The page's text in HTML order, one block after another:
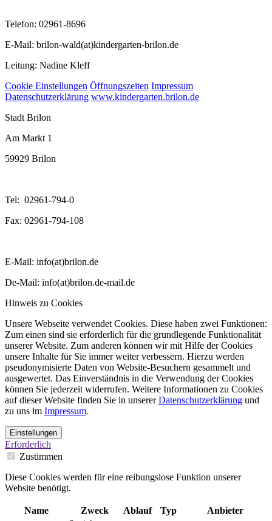
Telefon: 02961-8696
E-Mail: brilon-wald(at)kindergarten-brilon.de
Leitung: Nadine Kleff
Cookie Einstellungen Öffnungszeiten Impressum
Datenschutzerklärung www.kindergarten.brilon.de
Stadt Brilon
Am Markt 1
59929 Brilon
Tel: 02961-794-0
Fax: 02961-794-108
E-Mail: info(at)brilon.de
De-Mail: info(at)brilon.de-mail.de
Hinweis zu Cookies
Unsere Webseite verwendet Cookies. Diese haben zwei Funktionen:
Zum einen sind sie erforderlich für die grundlegende Funktionalität
unserer Website. Zum anderen können wir mit Hilfe der Cookies
unsere Inhalte für Sie immer weiter verbessern. Hierzu werden
pseudonymisierte Daten von Website-Besuchern gesammelt und
ausgewertet. Das Einverständnis in die Verwendung der Cookies
können Sie jederzeit widerrufen. Weitere Informationen zu Cookies
auf dieser Website finden Sie in unsererDatenschutzerklärung und
zu uns im Impressum.
Einstellungen
Erforderlich
Zustimmen
Diese Cookies werden für eine reibungslose Funktion unserer
Website benötigt.
Name Zweck Ablauf Typ
Anbieter